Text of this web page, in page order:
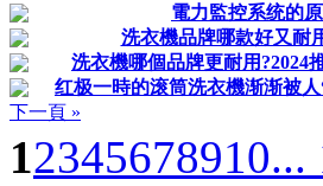
電力監控系统的
洗衣機品牌哪款好又耐
洗衣機哪個品牌更耐用?2024
红极一時的滚筒洗衣機渐渐被
下一頁 »
12345678910...